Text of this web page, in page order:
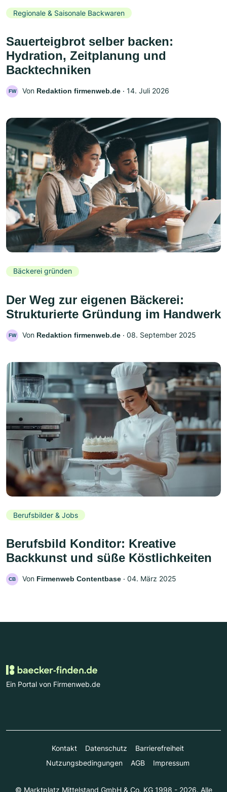
Regionale & Saisonale Backwaren
Sauerteigbrot selber backen:
Hydration, Zeitplanung und
Backtechniken
FW Von Redaktion firmenweb.de ‧ 14. Juli 2026
Bäckerei gründen
Der Weg zur eigenen Bäckerei:
Strukturierte Gründung im Handwerk
FW Von Redaktion firmenweb.de ‧ 08. September 2025
Berufsbilder & Jobs
Berufsbild Konditor: Kreative
Backkunst und süße Köstlichkeiten
CB Von Firmenweb Contentbase ‧ 04. März 2025
Ein Portal von Firmenweb.de
Kontakt Datenschutz
Barrierefreiheit
Nutzungsbedingungen
AGB Impressum
© Marktplatz Mittelstand GmbH & Co. KG 1998 - 2026. Alle